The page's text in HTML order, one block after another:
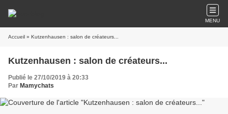
MENU
Accueil » Kutzenhausen : salon de créateurs...
Kutzenhausen : salon de créateurs...
Publié le 27/10/2019 à 20:33
Par Mamychats